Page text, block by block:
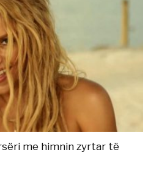
me himnin zyrtar të